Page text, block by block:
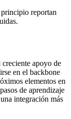
reportan
apoyo de
en el backbone
elementos en
de aprendizaje
integración más